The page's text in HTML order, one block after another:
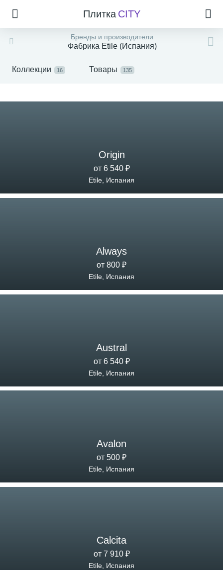
Плитка CITY
Бренды и производители
Фабрика Etile (Испания)
Коллекции 16 Товары 135
Origin
от 6 540 ₽
Etile, Испания
Always
от 800 ₽
Etile, Испания
Austral
от 6 540 ₽
Etile, Испания
Avalon
от 500 ₽
Etile, Испания
Calcita
от 7 910 ₽
Etile, Испания